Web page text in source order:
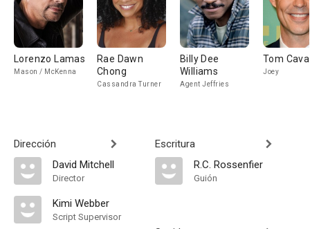
Lorenzo Lamas
Mason / McKenna
Rae Dawn
Chong
Cassandra Turner
Billy Dee
Williams
Agent Jeffries
Tom
Joey
Dirección
David Mitchell
Director
Kimi Webber
Script Supervisor
Escritura
R.C. Rossenfier
Guión